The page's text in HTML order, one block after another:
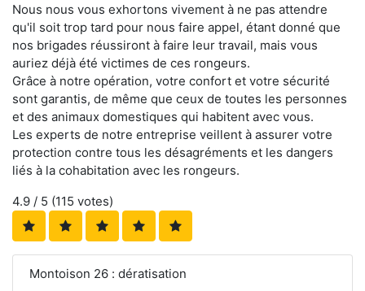
Nous nous vous exhortons vivement à ne pas attendre
qu'il soit trop tard pour nous faire appel, étant donné que
nos brigades réussiront à faire leur travail, mais vous
auriez déjà été victimes de ces rongeurs.
Grâce à notre opération, votre confort et votre sécurité
sont garantis, de même que ceux de toutes les personnes
et des animaux domestiques qui habitent avec vous.
Les experts de notre entreprise veillent à assurer votre
protection contre tous les désagréments et les dangers
liés à la cohabitation avec les rongeurs.
4.9 / 5 (115 votes)
Montoison 26 : dératisation